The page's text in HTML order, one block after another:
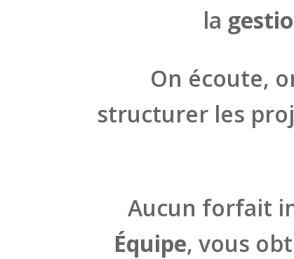
la
On écoute,
structurer les
Aucun forfait
Équipe, vous